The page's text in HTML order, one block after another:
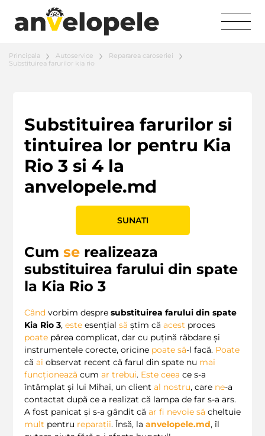
Principala Autoservice
Repararea caroseriei
Substituirea farurilor kia rio
Substituirea farurilor si
tintuirea lor pentru Kia
Rio 3 si 4 la
anvelopele.md
SUNATI
Cum se realizeaza
substituirea farului din spate
la Kia Rio 3
Când vorbim despre substituirea farului din spate
Kia Rio 3, este esențial să știm că acest proces
poate părea complicat, dar cu puțină răbdare și
instrumentele corecte, oricine poate să-l facă. Poate
că ai observat recent că farul din spate nu mai
funcționează cum ar trebui. Este ceea ce s-a
întâmplat și lui Mihai, un client al nostru, care ne-a
contactat după ce a realizat că lampa de far s-a ars.
A fost panicat și s-a gândit că ar fi nevoie să cheltuie
mult pentru reparații. Însă, la anvelopele.md, îl